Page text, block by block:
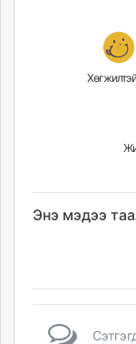
Энэ мэдээ